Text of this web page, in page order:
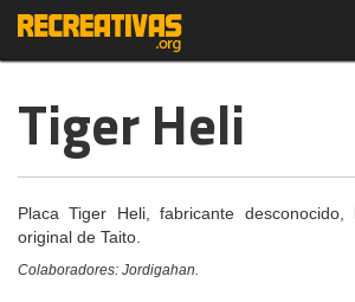
Tiger Heli
Placa Tiger Heli, fabricante
original de Taito.
Colaboradores: Jordigahan.